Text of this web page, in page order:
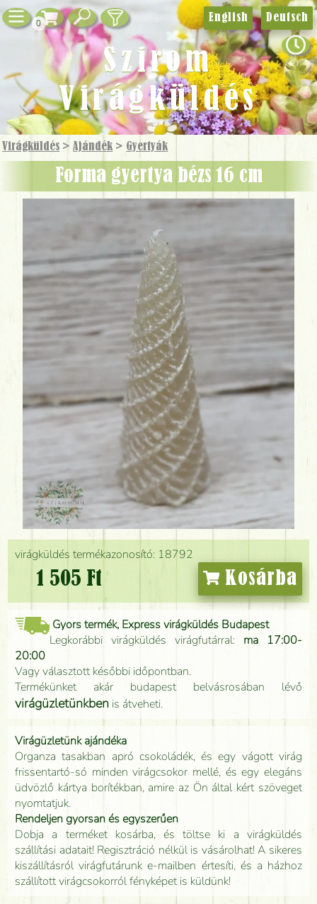
0
Virágküldés >Ajándék > Gyertyák
Forma gyertya bézs 16 cm
virágküldés termékazonosító: 18792
1 505 Ft Kosárba
Gyors termék, Express virágküldés Budapest
Legkorábbi virágküldés virágfutárral: ma 17:00-
20:00
Vagy választott későbbi időpontban.
Termékünket akár budapest belvásrosában lévő
virágüzletünkben is átveheti.
Virágüzletünk ajándéka
Organza tasakban apró csokoládék, és egy vágott virág
frissentartó-só minden virágcsokor mellé, és egy elegáns
üdvözlő kártya borítékban, amire az Ön által kért szöveget
nyomtatjuk.
Rendeljen gyorsan és egyszerűen
Dobja a terméket kosárba, és töltse ki a virágküldés
szállítási adatait! Regisztráció nélkül is vásárolhat! A sikeres
kiszállításról virágfutárunk e-mailben értesíti, és a házhoz
szállított virágcsokorról fényképet is küldünk!
English Deutsch
Szirom
Virágküldés